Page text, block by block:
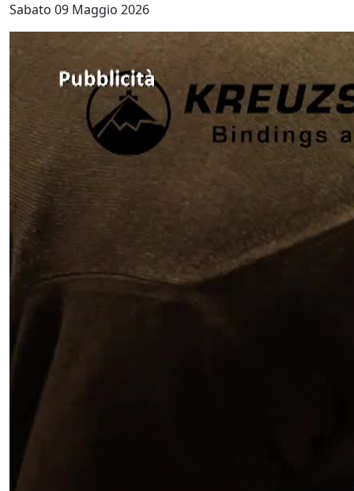
Sabato 09 Maggio 2026